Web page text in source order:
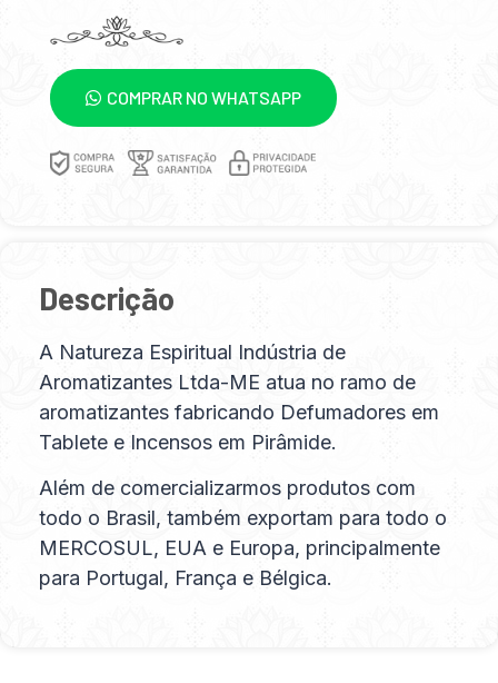
COMPRAR NO WHATSAPP
Descrição
A Natureza Espiritual Indústria de
Aromatizantes Ltda-ME atua no ramo de
aromatizantes fabricando Defumadores em
Tablete e Incensos em Pirâmide.
Além de comercializarmos produtos com
todo o Brasil, também exportam para todo o
MERCOSUL, EUA e Europa, principalmente
para Portugal, França e Bélgica.